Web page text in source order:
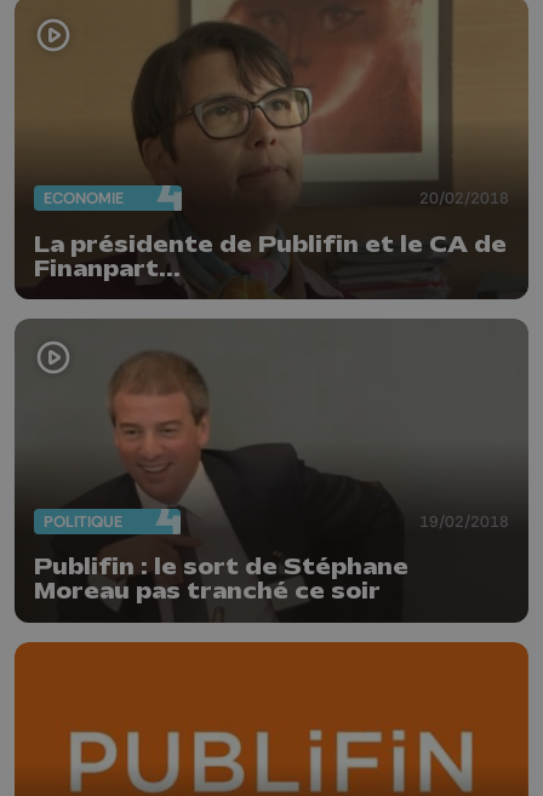
ECONOMIE 20/02/2018
La présidente de Publifin et le CA de
Finanpart...
POLITIQUE 19/02/2018
Publifin : le sort de Stéphane
Moreau pas tranché ce soir